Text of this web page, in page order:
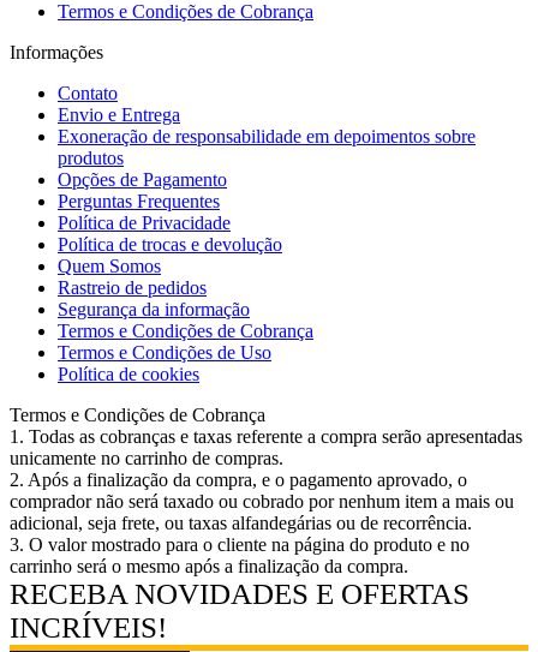
Termos e Condições de Cobrança
Informações
Contato
Envio e Entrega
Exoneração de responsabilidade em depoimentos sobre
produtos
Opções de Pagamento
Perguntas Frequentes
Política de Privacidade
Política de trocas e devolução
Quem Somos
Rastreio de pedidos
Segurança da informação
Termos e Condições de Cobrança
Termos e Condições de Uso
Política de cookies
Termos e Condições de Cobrança
1. Todas as cobranças e taxas referente a compra serão apresentadas
unicamente no carrinho de compras.
2. Após a finalização da compra, e o pagamento aprovado, o
comprador não será taxado ou cobrado por nenhum item a mais ou
adicional, seja frete, ou taxas alfandegárias ou de recorrência.
3. O valor mostrado para o cliente na página do produto e no
carrinho será o mesmo após a finalização da compra.
RECEBA NOVIDADES E OFERTAS
INCRÍVEIS!